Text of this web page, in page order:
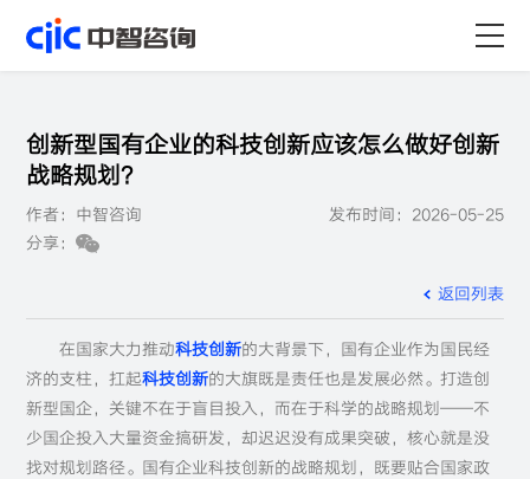
服务
行业
职业
创新型国有企业的科技创新应该怎么做好创新
战略规划?
作者：中智咨询
发布时间：2026-05-25
分享：
返回列表
在国家大力推动科技创新的大背景下，国有企业作为国民经
济的支柱，扛起科技创新的大旗既是责任也是发展必然。打造创
新型国企，关键不在于盲目投入，而在于科学的战略规划——不
少国企投入大量资金搞研发，却迟迟没有成果突破，核心就是没
找对规划路径。国有企业科技创新的战略规划，既要贴合国家政